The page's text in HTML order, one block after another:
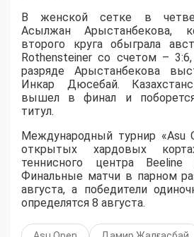
В женской сетке в
Асылжан Арыстанбекова,
второго круга обыграла
Rothensteiner со счетом –
разряде Арыстанбекова
Инкар Дюсебай.
вышел в финал и
титул.
Международный турнир «Asu
открытых хардовых
теннисного центра
Финальные матчи в парном
августа, а победители
определятся 8 августа.